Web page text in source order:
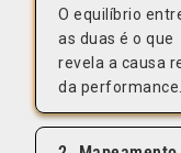
O equilíbrio
as duas é o que
revela a causa
da performance.